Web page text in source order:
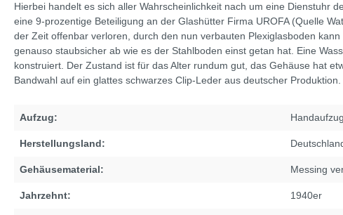
Hierbei handelt es sich aller Wahrscheinlichkeit nach um eine Dienstuhr
eine 9-prozentige Beteiligung an der Glashütter Firma UROFA (Quelle
der Zeit offenbar verloren, durch den nun verbauten Plexiglasboden
genauso staubsicher ab wie es der Stahlboden einst getan hat. Eine
konstruiert. Der Zustand ist für das Alter rundum gut, das Gehäuse hat
Bandwahl auf ein glattes schwarzes Clip-Leder aus deutscher Produktion.
Aufzug: Handaufzug
Herstellungsland:
Gehäusematerial: Messing
Jahrzehnt: 1940er